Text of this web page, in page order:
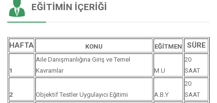
EĞITIMIN İÇERIĞI
HAFTA KONU EĞİTMEN SÜRE
1
Aile Danışmanlığına Giriş ve Temel
Kavramlar
M.U
20
SAAT
2 Objektif Testler Uygulayıcı Eğitimi A.B.Y
20
SAAT